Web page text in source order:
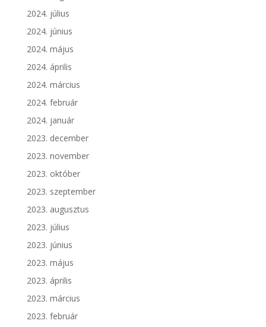
2024. július
2024. június
2024. május
2024. április
2024. március
2024. február
2024. január
2023. december
2023. november
2023. október
2023. szeptember
2023. augusztus
2023. július
2023. június
2023. május
2023. április
2023. március
2023. február